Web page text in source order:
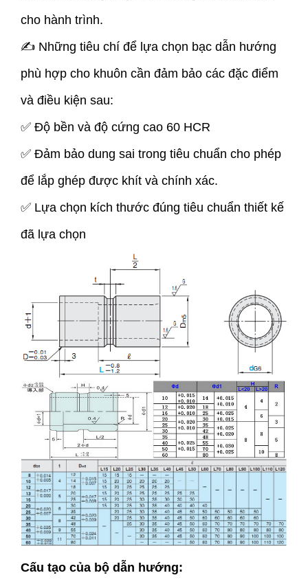
cho hành trình.
✍ Những tiêu chí để lựa chọn bạc dẫn hướng
phù hợp cho khuôn cần đảm bảo các đặc điểm
và điều kiện sau:
✅ Độ bền và độ cứng cao 60 HCR
✅ Đảm bảo dung sai trong tiêu chuẩn cho phép
để lắp ghép được khít và chính xác.
✅ Lựa chọn kích thước đúng tiêu chuẩn thiết kế
đã lựa chọn
Cấu tạo của bộ dẫn hướng: